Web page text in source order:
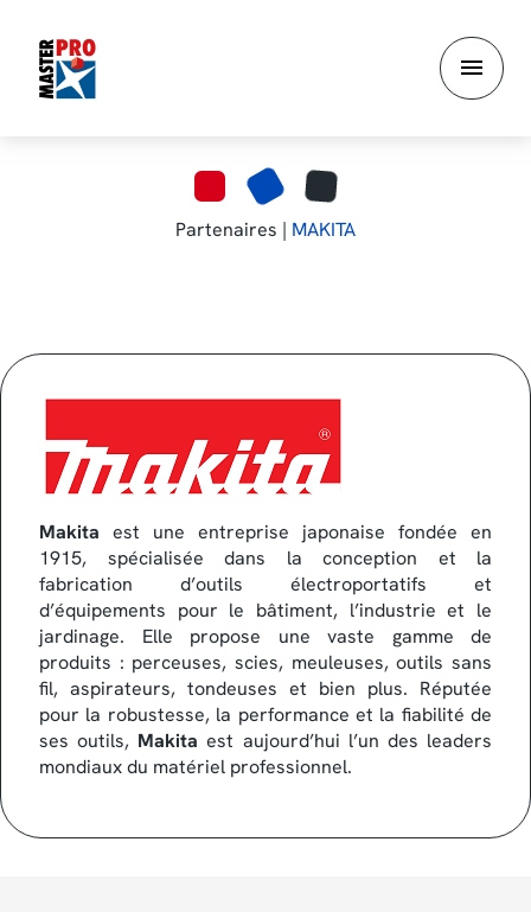
contenu
principal
Partenaires | MAKITA
Makita est une entreprise japonaise fondée en
1915, spécialisée dans la conception et la
fabrication d’outils électroportatifs et
d’équipements pour le bâtiment, l’industrie et le
jardinage. Elle propose une vaste gamme de
produits : perceuses, scies, meuleuses, outils sans
fil, aspirateurs, tondeuses et bien plus. Réputée
pour la robustesse, la performance et la fiabilité de
ses outils, Makita est aujourd’hui l’un des leaders
mondiaux du matériel professionnel.